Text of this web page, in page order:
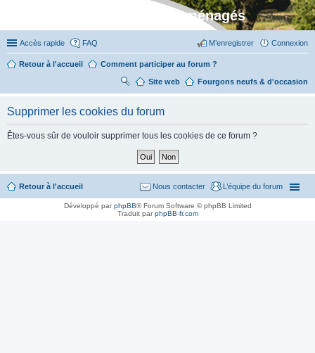
Stylevan - Vans aménagés
Accès rapide FAQ Connexion
M’enregistrer
Retour à l'accueil Comment participer au forum ?
Fourgons neufs & d'occasion
Site web
R
her
ch
Supprimer les cookies du forum
Êtes-vous sûr de vouloir supprimer tous les cookies de ce forum ?
Retour à l'accueil L’équipe du forum
Nous contacter
Développé parphpBB® Forum Software © phpBB Limited
Traduit parphpBB-fr.com